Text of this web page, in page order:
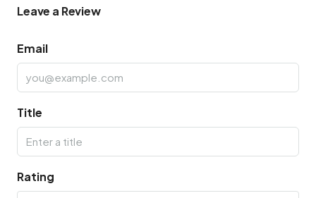
Leave a Review
Email
Title
Rating